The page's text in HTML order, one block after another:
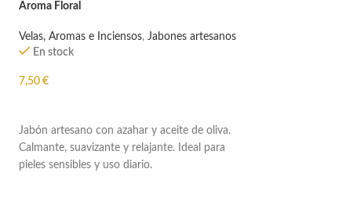
Aroma Floral
Velas, Aromas e Inciensos, Jabones artesanos
En stock
7,50 €
Jabón artesano con azahar y aceite de oliva.
Calmante, suavizante y relajante. Ideal para
pieles sensibles y uso diario.